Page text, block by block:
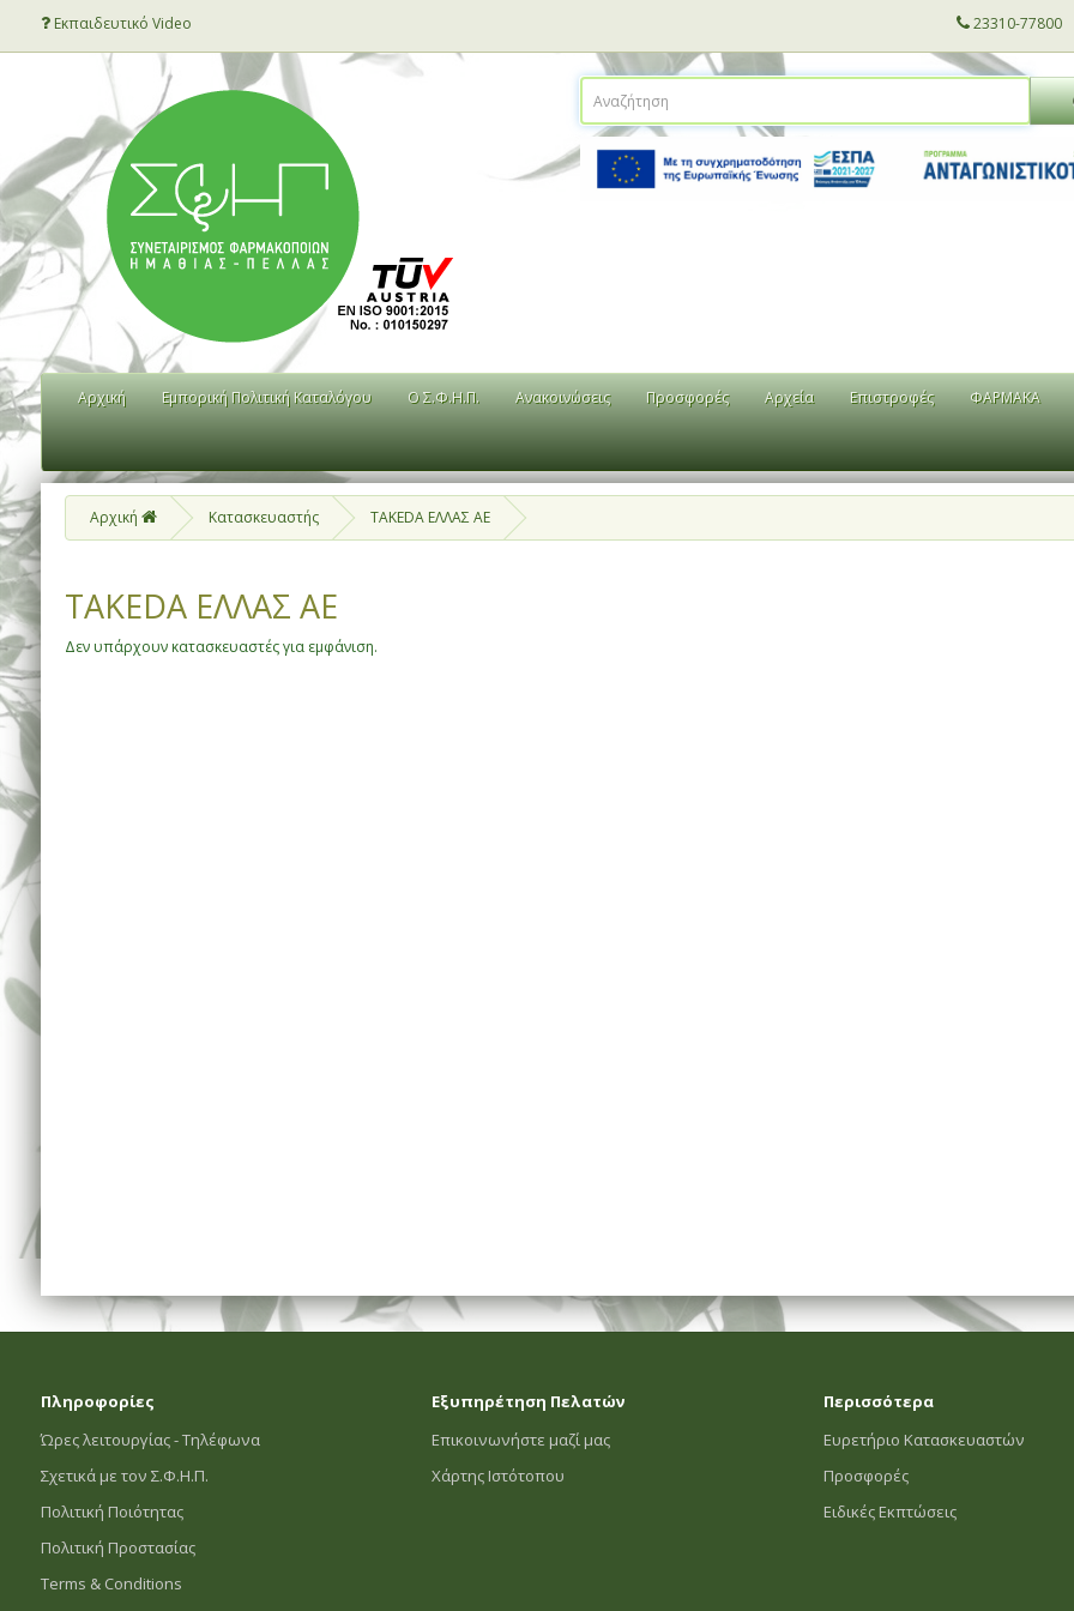
Εκπαιδευτικό Video 23310-77800
Αρχική Εμπορική Πολιτική Καταλόγου Ο Σ.Φ.Η.Π. Ανακοινώσεις Προσφορές Αρχεία Επιστροφές ΦΑΡΜΑΚΑ
Αρχική Κατασκευαστής TAKEDA ΕΛΛΑΣ ΑΕ
TAKEDA ΕΛΛΑΣ ΑΕ
Δεν υπάρχουν κατασκευαστές για εμφάνιση.
Πληροφορίες
Ώρες λειτουργίας - Τηλέφωνα
Σχετικά με τον Σ.Φ.Η.Π.
Πολιτική Ποιότητας
Πολιτική Προστασίας
Terms & Conditions
Εξυπηρέτηση Πελατών
Επικοινωνήστε μαζί μας
Χάρτης Ιστότοπου
Περισσότερα
Ευρετήριο Κατασκευαστών
Προσφορές
Ειδικές Εκπτώσεις